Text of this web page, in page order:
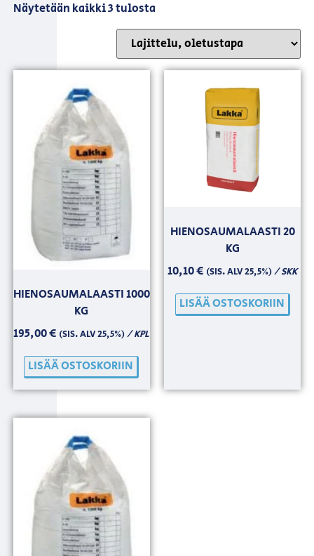
Näytetään kaikki 3 tulosta
HIENOSAUMALAASTI 1000
KG
195,00€ (SIS. ALV 25,5%)/ KPL
LISÄÄ OSTOSKORIIN
HIENOSAUMALAASTI 20
KG
10,10€ (SIS. ALV 25,5%)/ SKK
LISÄÄ OSTOSKORIIN